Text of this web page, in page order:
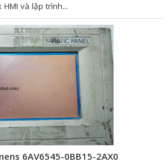
và lập trình...
6AV6545-0BB15-2AX0
Bộ